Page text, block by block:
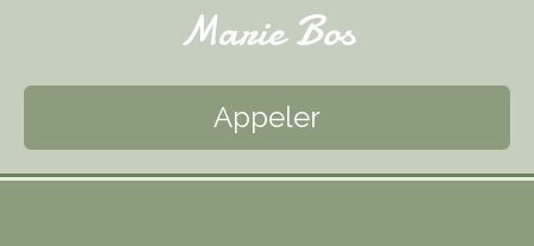
Marie Bos
Appeler